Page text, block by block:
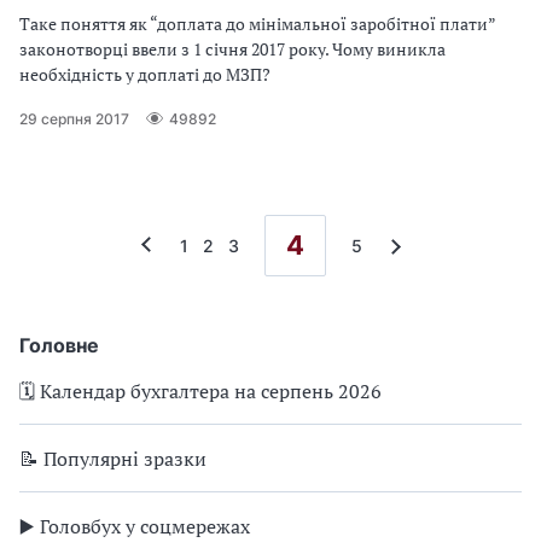
Головне
🗓️ Календар бухгалтера на серпень 2026
📝 Популярні зразки
▶️ Головбух у соцмережах
Таке поняття як “доплата до мінімальної заробітної плати”
законотворці ввели з 1 січня 2017 року. Чому виникла
необхідність у доплаті до МЗП?
29 серпня 2017 49892
1 2 3 4 5